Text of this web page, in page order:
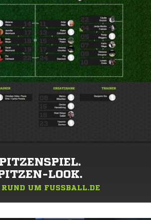
LOOK.
UM FUSSBALL.DE